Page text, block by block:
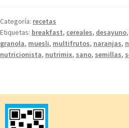
Categoría: recetas
Etiquetas: breakfast, cereales, desayuno,
granola, muesli, multifrutos, naranjas,
nutricionista, nutrimix, sano, semillas,